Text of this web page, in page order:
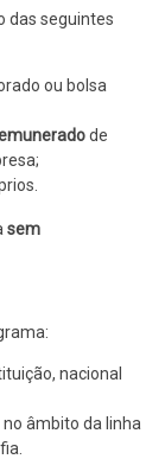
das seguintes
ou bolsa
de
sem
nacional
âmbito da linha